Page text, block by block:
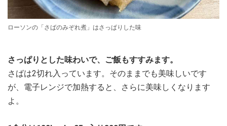
ローソンの「さばのみぞれ煮」はさっぱりした味
さっぱりとした味わいで、ご飯もすすみます。
さばは2切れ入っています。そのままでも美味しいです
が、電子レンジで加熱すると、さらに美味しくなります
よ。